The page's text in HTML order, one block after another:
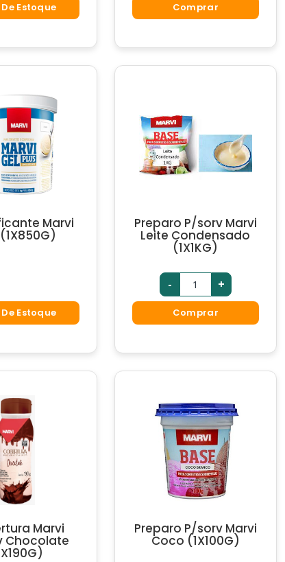
Estoque Comprar
Marvi
Estoque
Preparo P/sorv Marvi
Leite Condensado
(1X1KG)
- +
Comprar
Marvi
Chocolate
Preparo P/sorv Marvi
Coco (1X100G)